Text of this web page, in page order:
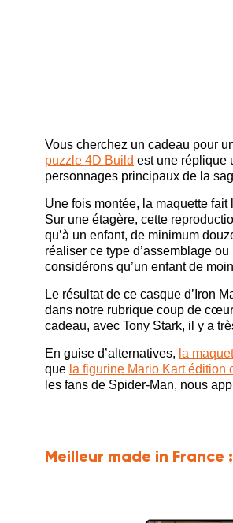
Vous cherchez un cadeau pour
puzzle 4D Build est une réplique
personnages principaux de la
Une fois montée, la maquette fait
Sur une étagère, cette
qu’à un enfant, de minimum
réaliser ce type d’assemblage
considérons qu’un enfant de
Le résultat de ce casque d’Iron
dans notre rubrique coup de
cadeau, avec Tony Stark, il y a
En guise d’alternatives, la
que la figurine Mario Kart édition
les fans de Spider-Man, nous
Meilleur made in France :